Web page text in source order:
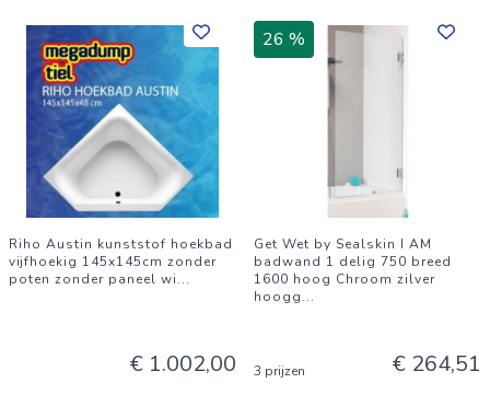
Riho Austin kunststof hoekbad
vijfhoekig 145x145cm zonder
poten zonder paneel wi...
€ 1.002,00
26 %
Get Wet by Sealskin I AM
badwand 1 delig 750 breed
1600 hoog Chroom zilver
hoogg...
3 prijzen € 264,51